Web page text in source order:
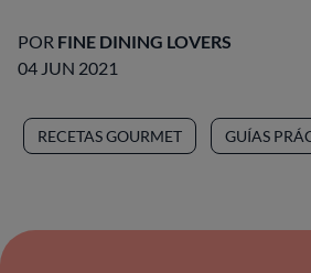
POR FINE DINING LOVERS
04 JUN 2021
RECETAS GOURMET GUÍAS